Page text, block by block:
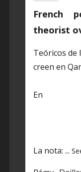
French
theorist
Teóricos de
creen en
En
La nota: ...